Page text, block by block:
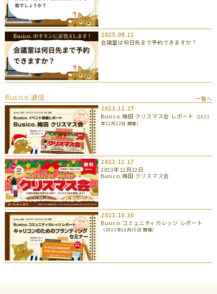
2025.09.11
会議室は何日先まで予約できますか？
Busico.通信
一覧へ
2023.12.27
Busico.梅田 クリスマス会 レポート
（2023
年12月22日 開催）
2023.11.17
2023年12月22日
Busico.梅田 クリスマス会
2023.10.30
Busico.コミュニティカレッジ レポート
（2023年10月20日 開催）